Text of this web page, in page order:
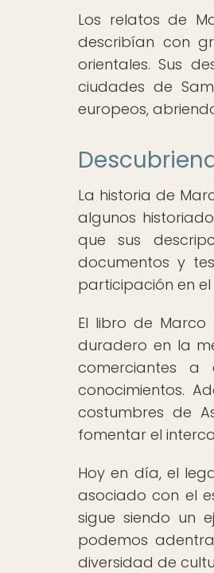
Los relatos de
describían con
orientales. Sus
ciudades de
europeos,
La historia de
algunos
que sus
documentos y
participación en
El libro de
duradero en la
comerciantes a
conocimientos.
costumbres de
fomentar el
Hoy en día, el
asociado con el
sigue siendo un
podemos
diversidad de